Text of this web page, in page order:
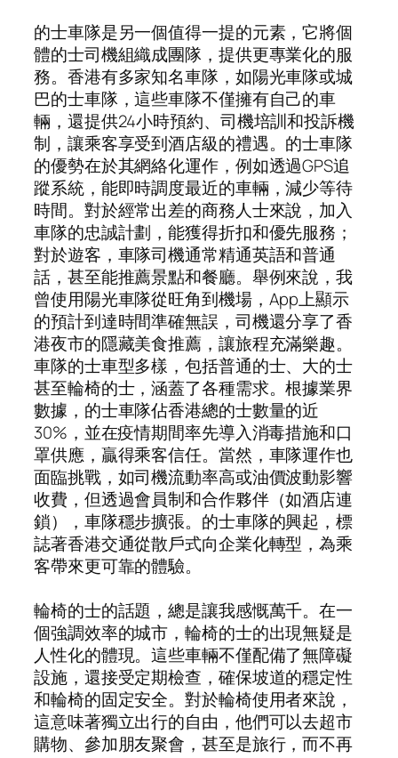
的士車隊是另一個值得一提的元素，它將個
體的士司機組織成團隊，提供更專業化的服
務。香港有多家知名車隊，如陽光車隊或城
巴的士車隊，這些車隊不僅擁有自己的車
輛，還提供24小時預約、司機培訓和投訴機
制，讓乘客享受到酒店級的禮遇。的士車隊
的優勢在於其網絡化運作，例如透過GPS追
蹤系統，能即時調度最近的車輛，減少等待
時間。對於經常出差的商務人士來說，加入
車隊的忠誠計劃，能獲得折扣和優先服務；
對於遊客，車隊司機通常精通英語和普通
話，甚至能推薦景點和餐廳。舉例來說，我
曾使用陽光車隊從旺角到機場，App上顯示
的預計到達時間準確無誤，司機還分享了香
港夜市的隱藏美食推薦，讓旅程充滿樂趣。
車隊的士車型多樣，包括普通的士、大的士
甚至輪椅的士，涵蓋了各種需求。根據業界
數據，的士車隊佔香港總的士數量的近
30%，並在疫情期間率先導入消毒措施和口
罩供應，贏得乘客信任。當然，車隊運作也
面臨挑戰，如司機流動率高或油價波動影響
收費，但透過會員制和合作夥伴（如酒店連
鎖），車隊穩步擴張。的士車隊的興起，標
誌著香港交通從散戶式向企業化轉型，為乘
客帶來更可靠的體驗。
輪椅的士的話題，總是讓我感慨萬千。在一
個強調效率的城市，輪椅的士的出現無疑是
人性化的體現。這些車輛不僅配備了無障礙
設施，還接受定期檢查，確保坡道的穩定性
和輪椅的固定安全。對於輪椅使用者來說，
這意味著獨立出行的自由，他們可以去超市
購物、參加朋友聚會，甚至是旅行，而不再